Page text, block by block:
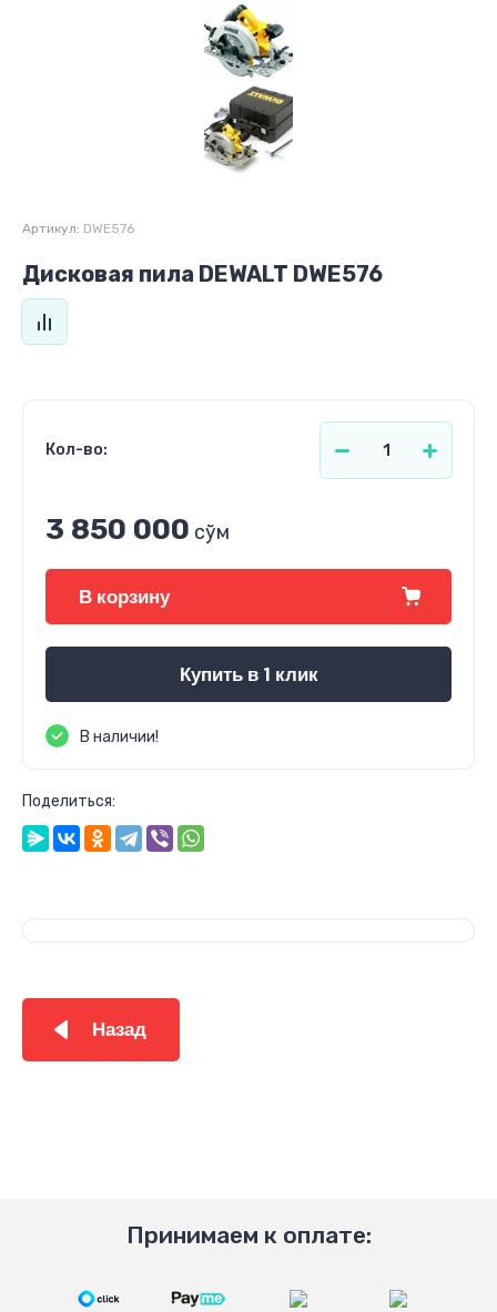
Артикул: DWE576
Дисковая пила DEWALT DWE576
Кол-во:
3 850 000 сўм
В корзину
Купить в 1 клик
В наличии!
Поделиться:
Назад
Принимаем к оплате: